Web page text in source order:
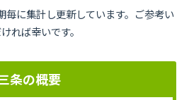
毎に集計し更新しています。ご参考い
れば幸いです。
条の概要